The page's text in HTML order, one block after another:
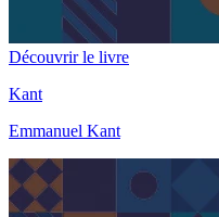
Découvrir le livre
Kant
Emmanuel Kant